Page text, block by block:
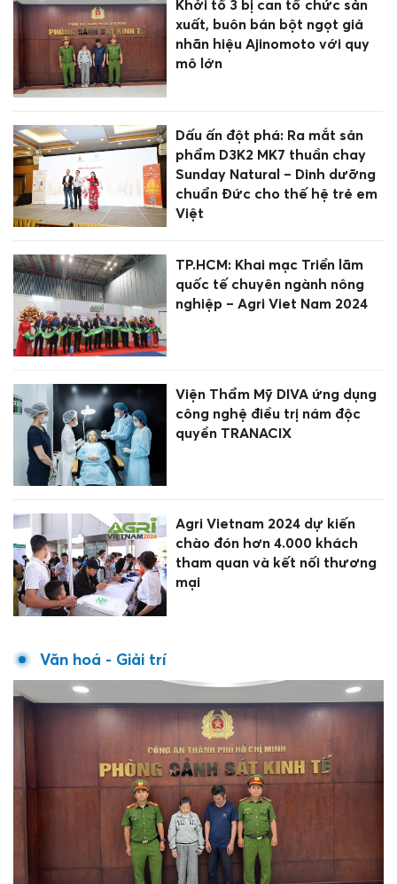
Khởi tố 3 bị can tổ chức sản
xuất, buôn bán bột ngọt giả
nhãn hiệu Ajinomoto với quy
mô lớn
Dấu ấn đột phá: Ra mắt sản
phẩm D3K2 MK7 thuần chay
Sunday Natural – Dinh dưỡng
chuẩn Đức cho thế hệ trẻ em
Việt
TP.HCM: Khai mạc Triển lãm
quốc tế chuyên ngành nông
nghiệp – Agri Viet Nam 2024
Viện Thẩm Mỹ DIVA ứng dụng
công nghệ điều trị nám độc
quyền TRANACIX
Agri Vietnam 2024 dự kiến
chào đón hơn 4.000 khách
tham quan và kết nối thương
mại
Văn hoá - Giải trí